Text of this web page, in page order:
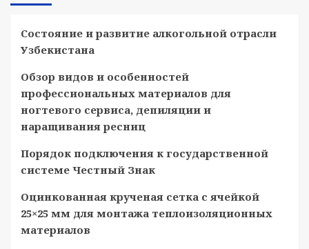
Состояние и развитие алкогольной отрасли
Узбекистана
Обзор видов и особенностей
профессиональных материалов для
ногтевого сервиса, депиляции и
наращивания ресниц
Порядок подключения к государственной
системе Честный Знак
Оцинкованная крученая сетка с ячейкой
25×25 мм для монтажа теплоизоляционных
материалов